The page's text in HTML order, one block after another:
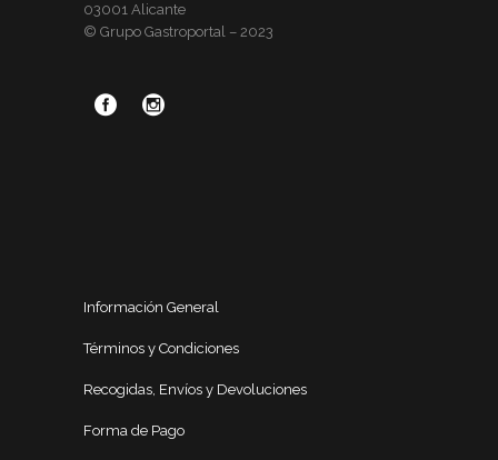
03001 Alicante
© Grupo Gastroportal – 2023
Información General
Términos y Condiciones
Recogidas, Envíos y Devoluciones
Forma de Pago